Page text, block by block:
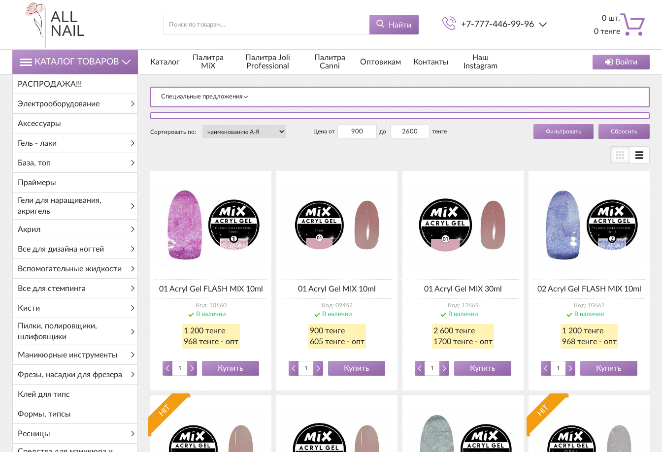
Найти +7-777-446-99-96
0 шт.
0 тенге
КАТАЛОГ ТОВАРОВ
РАСПРОДАЖА!!!
Электрооборудование
Аксессуары
Гель - лаки
База, топ
Праймеры
Гели для наращивания,
акригель
Акрил
Все для дизайна ногтей
Вспомогательные жидкости
Все для стемпинга
Кисти
Пилки, полировщики,
шлифовщики
Маникюрные инструменты
Фрезы, насадки для фрезера
Клей для типс
Формы, типсы
Ресницы
Каталог
Палитра
MiX
Палитра Joli
Professional
Палитра
Canni
Оптовикам Контакты
Наш
Instagram
Войти
Сортировать по: Цена от до тенге
Специальные предложения
Cбросить
01 Acryl Gel FLASH MIX 10ml
Код: 10660
В наличии
1 200 тенге
968 тенге - опт
Купить
01 Acryl Gel MIX 10ml
Код: 09452
В наличии
900 тенге
605 тенге - опт
Купить
01 Acryl Gel MIX 30ml
Код: 12669
В наличии
2 600 тенге
1700 тенге - опт
Купить
02 Acryl Gel FLASH MIX 10ml
Код: 10661
В наличии
1 200 тенге
968 тенге - опт
Купить
HIT HIT